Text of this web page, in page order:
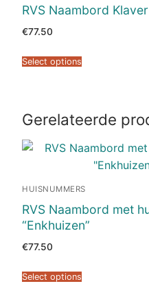
RVS Naambord
€77.50
Select options
Gerelateerde
HUISNUMMERS
RVS Naambord met
“Enkhuizen”
€77.50
Select options